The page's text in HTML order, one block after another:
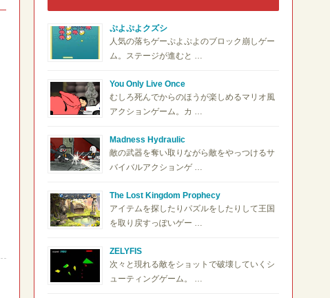
ぷよぷよクズシ
人気の落ちゲーぷよぷよのブロック崩しゲー
ム。ステージが進むと …
You Only Live Once
むしろ死んでからのほうが楽しめるマリオ風
アクションゲーム。カ …
Madness Hydraulic
敵の武器を奪い取りながら敵をやっつけるサ
バイバルアクションゲ …
The Lost Kingdom Prophecy
アイテムを探したりパズルをしたりして王国
を取り戻すっぽいゲー …
ZELYFIS
次々と現れる敵をショットで破壊していくシ
ューティングゲーム。 …